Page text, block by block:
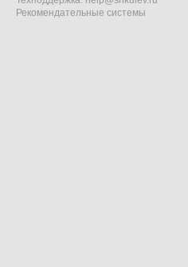
Рекомендательные системы